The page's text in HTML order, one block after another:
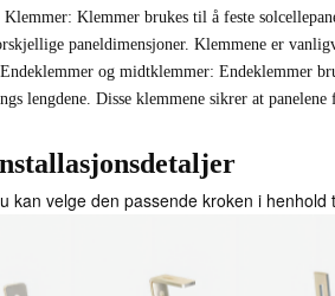
Klemmer brukes til å feste
paneldimensjoner. Klemmene er
og midtklemmer: Endeklemmer
lengdene. Disse klemmene sikrer at
kan velge den passende kroken i